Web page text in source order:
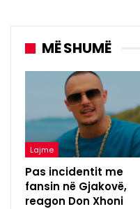
MË SHUMË
Lajme
Pas incidentit me
fansin në Gjakovë,
reagon Don Xhoni